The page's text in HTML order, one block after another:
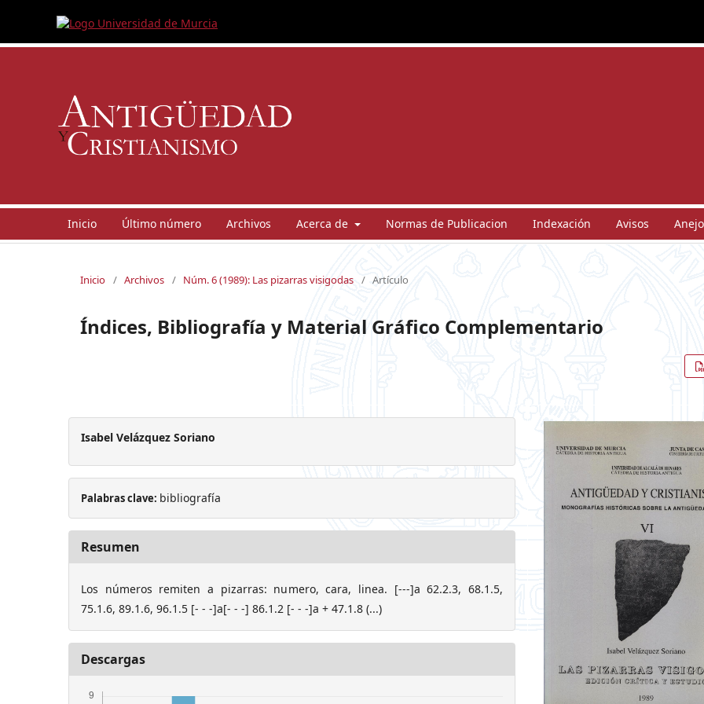
Inicio Último número Archivos Acerca de Normas de Publicacion Indexación Avisos
Inicio / Archivos / Núm. 6 (1989): Las pizarras visigodas / Artículo
Índices, Bibliografía y Material Gráfico Complementario
Isabel Velázquez Soriano
Palabras clave: bibliografía
Resumen
Los números remiten a pizarras: numero, cara, linea. [---]a 62.2.3, 68.1.5,
75.1.6, 89.1.6, 96.1.5 [- - -]a[- - -] 86.1.2 [- - -]a + 47.1.8 (...)
Descargas